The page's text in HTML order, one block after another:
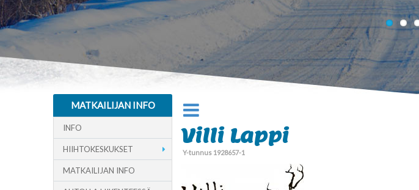
Villi Lappi
Y-tunnus 1928657-1
MATKAILIJAN INFO
INFO
HIIHTOKESKUKSET
MATKAILIJAN INFO